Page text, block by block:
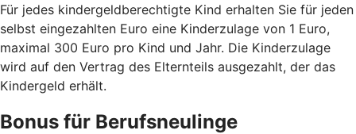
Für jedes kindergeldberechtigte Kind erhalten Sie für jeden
selbst eingezahlten Euro eine Kinderzulage von 1 Euro,
maximal 300 Euro pro Kind und Jahr. Die Kinderzulage
wird auf den Vertrag des Elternteils ausgezahlt, der das
Kindergeld erhält.
Bonus für Berufsneulinge